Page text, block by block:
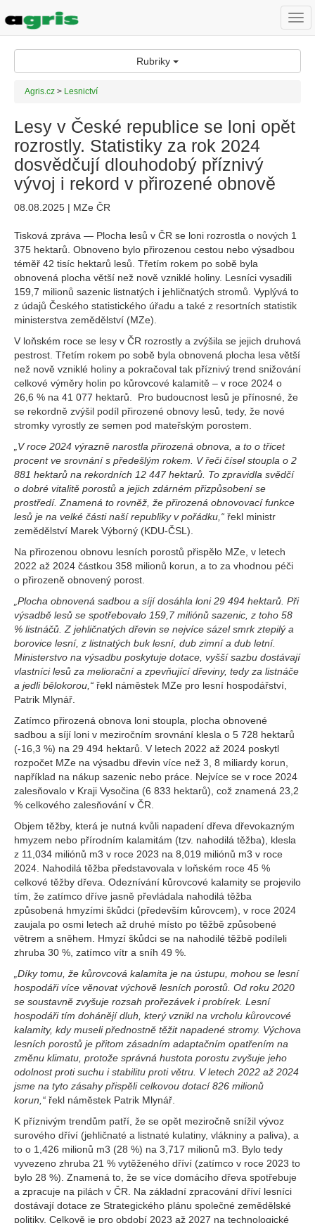
Rubriky
Agris.cz > Lesnictví
Lesy v České republice se loni opět
rozrostly. Statistiky za rok 2024
dosvědčují dlouhodobý příznivý
vývoj i rekord v přirozené obnově
08.08.2025 | MZe ČR
Tisková zpráva — Plocha lesů v ČR se loni rozrostla o nových 1
375 hektarů. Obnoveno bylo přirozenou cestou nebo výsadbou
téměř 42 tisíc hektarů lesů. Třetím rokem po sobě byla
obnovená plocha větší než nově vzniklé holiny. Lesníci vysadili
159,7 milionů sazenic listnatých i jehličnatých stromů. Vyplývá to
z údajů Českého statistického úřadu a také z resortních statistik
ministerstva zemědělství (MZe).
V loňském roce se lesy v ČR rozrostly a zvýšila se jejich druhová
pestrost. Třetím rokem po sobě byla obnovená plocha lesa větší
než nově vzniklé holiny a pokračoval tak příznivý trend snižování
celkové výměry holin po kůrovcové kalamitě – v roce 2024 o
26,6 % na 41 077 hektarů. Pro budoucnost lesů je přínosné, že
se rekordně zvýšil podíl přirozené obnovy lesů, tedy, že nové
stromky vyrostly ze semen pod mateřským porostem.
„V roce 2024 výrazně narostla přirozená obnova, a to o třicet
procent ve srovnání s předešlým rokem. V řeči čísel stoupla o 2
881 hektarů na rekordních 12 447 hektarů. To zpravidla svědčí
o dobré vitalitě porostů a jejich zdárném přizpůsobení se
prostředí. Znamená to rovněž, že přirozená obnovovací funkce
lesů je na velké části naší republiky v pořádku,“ řekl ministr
zemědělství Marek Výborný (KDU-ČSL).
Na přirozenou obnovu lesních porostů přispělo MZe, v letech
2022 až 2024 částkou 358 milionů korun, a to za vhodnou péči
o přirozeně obnovený porost.
„Plocha obnovená sadbou a síjí dosáhla loni 29 494 hektarů. Při
výsadbě lesů se spotřebovalo 159,7 miliónů sazenic, z toho 58
% listnáčů. Z jehličnatých dřevin se nejvíce sázel smrk ztepilý a
borovice lesní, z listnatých buk lesní, dub zimní a dub letní.
Ministerstvo na výsadbu poskytuje dotace, vyšší sazbu dostávají
vlastníci lesů za meliorační a zpevňující dřeviny, tedy za listnáče
a jedli bělokorou,“ řekl náměstek MZe pro lesní hospodářství,
Patrik Mlynář.
Zatímco přirozená obnova loni stoupla, plocha obnovené
sadbou a síjí loni v meziročním srovnání klesla o 5 728 hektarů
(-16,3 %) na 29 494 hektarů. V letech 2022 až 2024 poskytl
rozpočet MZe na výsadbu dřevin více než 3, 8 miliardy korun,
například na nákup sazenic nebo práce. Nejvíce se v roce 2024
zalesňovalo v Kraji Vysočina (6 833 hektarů), což znamená 23,2
% celkového zalesňování v ČR.
Objem těžby, která je nutná kvůli napadení dřeva dřevokazným
hmyzem nebo přírodním kalamitám (tzv. nahodilá těžba), klesla
z 11,034 miliónů m3 v roce 2023 na 8,019 miliónů m3 v roce
2024. Nahodilá těžba představovala v loňském roce 45 %
celkové těžby dřeva. Odeznívání kůrovcové kalamity se projevilo
tím, že zatímco dříve jasně převládala nahodilá těžba
způsobená hmyzími škůdci (především kůrovcem), v roce 2024
zaujala po osmi letech až druhé místo po těžbě způsobené
větrem a sněhem. Hmyzí škůdci se na nahodilé těžbě podíleli
zhruba 30 %, zatímco vítr a sníh 49 %.
„Díky tomu, že kůrovcová kalamita je na ústupu, mohou se lesní
hospodáři více věnovat výchově lesních porostů. Od roku 2020
se soustavně zvyšuje rozsah prořezávek i probírek. Lesní
hospodáři tím dohánějí dluh, který vznikl na vrcholu kůrovcové
kalamity, kdy museli přednostně těžit napadené stromy. Výchova
lesních porostů je přitom zásadním adaptačním opatřením na
změnu klimatu, protože správná hustota porostu zvyšuje jeho
odolnost proti suchu i stabilitu proti větru. V letech 2022 až 2024
jsme na tyto zásahy přispěli celkovou dotací 826 milionů
korun,“ řekl náměstek Patrik Mlynář.
K příznivým trendům patří, že se opět meziročně snížil vývoz
surového dříví (jehličnaté a listnaté kulatiny, vlákniny a paliva), a
to o 1,426 milionů m3 (28 %) na 3,717 milionů m3. Bylo tedy
vyvezeno zhruba 21 % vytěženého dříví (zatímco v roce 2023 to
bylo 28 %). Znamená to, že se více domácího dřeva spotřebuje
a zpracuje na pilách v ČR. Na základní zpracování dříví lesníci
dostávají dotace ze Strategického plánu společné zemědělské
politiky. Celkově je pro období 2023 až 2027 na technologické